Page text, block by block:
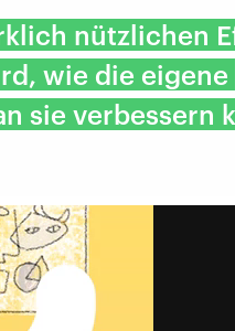
nützlichen
wie die eigene
sie verbessern